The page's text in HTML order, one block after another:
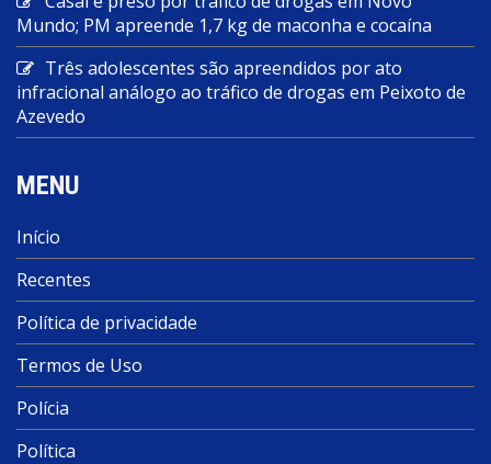
Mundo; PM apreende 1,7 kg de maconha e cocaína
Três adolescentes são apreendidos por ato
infracional análogo ao tráfico de drogas em Peixoto de
Azevedo
MENU
Início
Recentes
Política de privacidade
Termos de Uso
Polícia
Política